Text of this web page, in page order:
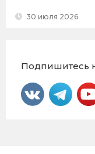
30 июля 2026
Подпишитесь